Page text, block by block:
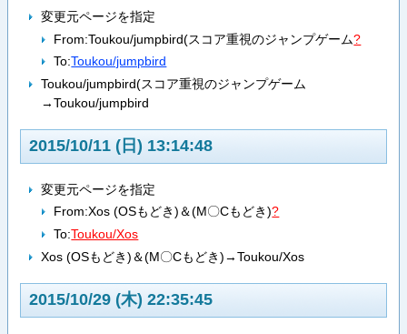
変更元ページを指定
From:Toukou/jumpbird(スコア重視のジャンプゲーム?
To:Toukou/jumpbird
Toukou/jumpbird(スコア重視のジャンプゲーム
→Toukou/jumpbird
2015/10/11 (日) 13:14:48
変更元ページを指定
From:Xos (OSもどき)＆(M〇Cもどき)?
To:Toukou/Xos
Xos (OSもどき)＆(M〇Cもどき)→Toukou/Xos
2015/10/29 (木) 22:35:45